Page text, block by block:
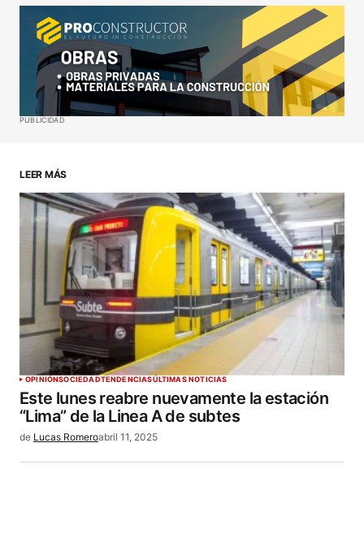
Your Name*
Your E-mail*
ENVIAR COMENTARIO
PUBLICIDAD
LEER MÁS
OPINIÓNSOCIEDADTENDENCIASÚLTIMAS NOTICIAS
Este lunes reabre nuevamente la estación
“Lima” de la Linea A de subtes
de Lucas Romeroabril 11, 2025